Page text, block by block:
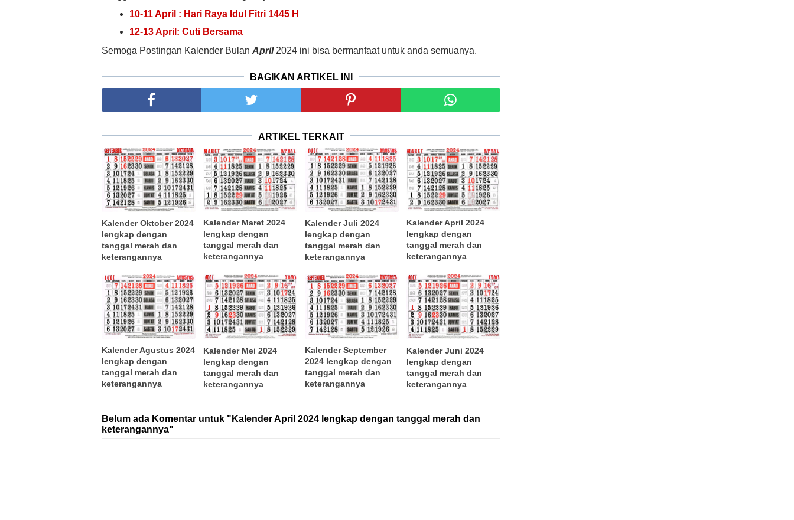
10-11 April : Hari Raya Idul Fitri 1445 H
12-13 April: Cuti Bersama
Semoga Postingan Kalender Bulan April2024 ini bisa bermanfaat untuk anda semuanya.
BAGIKAN ARTIKEL INI
ARTIKEL TERKAIT
Kalender Oktober 2024
lengkap dengan
tanggal merah dan
keterangannya
Kalender Maret 2024
lengkap dengan
tanggal merah dan
keterangannya
Kalender Juli 2024
lengkap dengan
tanggal merah dan
keterangannya
Kalender April 2024
lengkap dengan
tanggal merah dan
keterangannya
Kalender Agustus 2024
lengkap dengan
tanggal merah dan
keterangannya
Kalender Mei 2024
lengkap dengan
tanggal merah dan
keterangannya
Kalender September
2024 lengkap dengan
tanggal merah dan
keterangannya
Kalender Juni 2024
lengkap dengan
tanggal merah dan
keterangannya
Belum ada Komentar untuk "Kalender April 2024 lengkap dengan tanggal merah dan
keterangannya"